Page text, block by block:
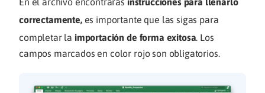
correctamente,es importante que las sigas para
completar la importación de forma exitosa. Los
campos marcados en color rojo son obligatorios.